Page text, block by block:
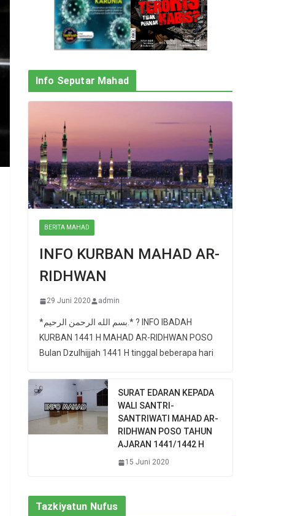
Info Seputar Mahad
BERITA MAHAD
INFO KURBAN MAHAD AR-
RIDHWAN
29 Juni 2020 admin
*بسم الله الرحمن الرحيم.* ? INFO IBADAH
KURBAN 1441 H MAHAD AR-RIDHWAN POSO
Bulan Dzulhijjah 1441 H tinggal beberapa hari
SURAT EDARAN KEPADA
WALI SANTRI-
SANTRIWATI MAHAD AR-
RIDHWAN POSO TAHUN
AJARAN 1441/1442 H
15 Juni 2020
Tazkiyatun Nufus